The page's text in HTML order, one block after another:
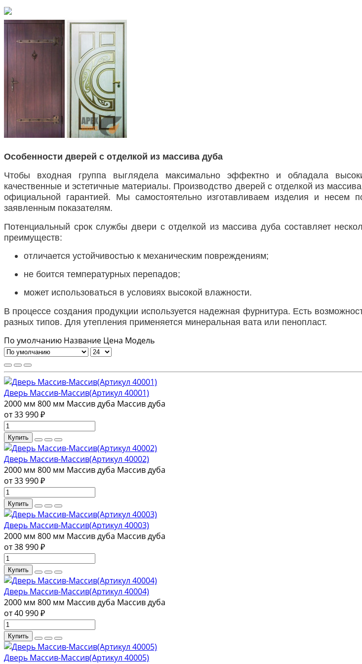
Особенности дверей с отделкой из массива дуба
Чтобы входная группа выглядела максимально эффектно и обладала
качественные и эстетичные материалы. Производство дверей с отделкой из
официальной гарантией. Мы самостоятельно изготавливаем изделия и несем
заявленным показателям.
Потенциальный срок службы двери с отделкой из массива дуба составляет
преимуществ:
отличается устойчивостью к механическим повреждениям;
не боится температурных перепадов;
может использоваться в условиях высокой влажности.
В процессе создания продукции используется надежная фурнитура. Есть
разных типов. Для утепления применяется минеральная вата или пенопласт.
По умолчанию Название Цена Модель
Дверь Массив-Массив(Артикул 40001)
2000 мм 800 мм Массив дуба Массив дуба
от 33 990 ₽
Купить
Дверь Массив-Массив(Артикул 40002)
2000 мм 800 мм Массив дуба Массив дуба
от 33 990 ₽
Купить
Дверь Массив-Массив(Артикул 40003)
2000 мм 800 мм Массив дуба Массив дуба
от 38 990 ₽
Купить
Дверь Массив-Массив(Артикул 40004)
2000 мм 800 мм Массив дуба Массив дуба
от 40 990 ₽
Купить
Дверь Массив-Массив(Артикул 40005)